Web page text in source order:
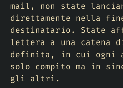
mail, non state
direttamente nella
destinatario. State
lettera a una catena
definita, in cui ogni
solo compito ma in
gli altri.